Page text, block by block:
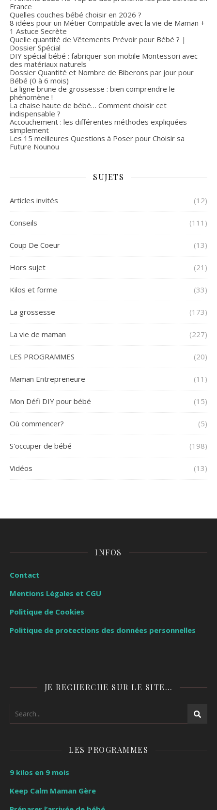
France
Quelles couches bébé choisir en 2026 ?
8 idées pour un Métier Compatible avec la vie de Maman +
1 Astuce Secrète
Quelle quantité de Vêtements Prévoir pour Bébé ? |
Dossier Spécial
DIY spécial bébé : fabriquer son mobile Montessori avec
des matériaux naturels
Dossier Quantité et Nombre de Biberons par jour pour
Bébé (0 à 6 mois)
La ligne brune de grossesse : bien comprendre le
phénomène !
La chaise haute de bébé… Comment choisir cet
indispensable ?
Accouchement : les différentes méthodes expliquées
simplement
Les 15 meilleures Questions à Poser pour Choisir sa
Future Nounou
SUJETS
Articles invités (12)
Conseils (111)
Coup De Coeur (13)
Hors sujet (21)
Kilos et forme (33)
La grossesse (173)
La vie de maman (227)
LES PROGRAMMES (20)
Maman Entrepreneure (11)
Mon Défi DIY pour bébé (15)
Où commencer? (5)
S'occuper de bébé (198)
Vidéos (13)
INFOS
Contact
Mentions Légales et CGU
Politique de Cookies
Politique de protections des données personnelles
JE RECHERCHE SUR LE SITE…
LES PROGRAMMES
9 kilos en 9 mois
Keep Calm Maman Gère